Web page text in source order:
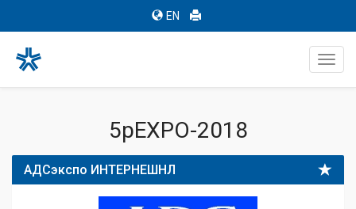
EN
5pEXPO-2018
АДСэкспо ИНТЕРНЕШНЛ